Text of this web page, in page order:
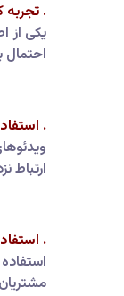
. تجربه
یکی از
.
ارتباط
.